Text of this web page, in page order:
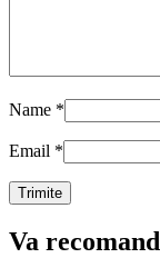
Name *
Email *
Va